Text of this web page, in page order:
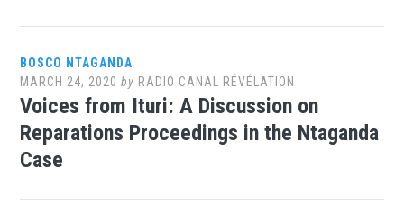
BOSCO NTAGANDA
MARCH 24, 2020 by RADIO CANAL RÉVÉLATION
Voices from Ituri: A Discussion on
Reparations Proceedings in the Ntaganda
Case